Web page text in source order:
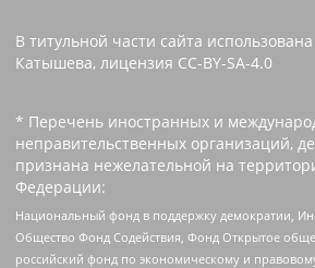
В титульной части сайта
Катышева, лицензия CC-BY-SA-4.0
* Перечень иностранных и
неправительственных организаций,
признана нежелательной на
Федерации:
Национальный фонд в поддержку демократии,
Общество Фонд Содействия, Фонд Открытое
российский фонд по экономическому и